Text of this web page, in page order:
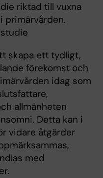
riktad till vuxna
primärvården.
skapa ett tydligt,
förekomst och
idag som
allmänheten
Detta kan i
vidare åtgärder
med